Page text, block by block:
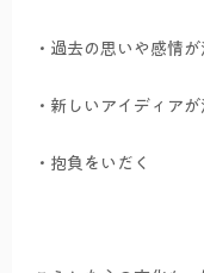
・過去の思いや感情
・新しいアイディア
・抱負をいだく